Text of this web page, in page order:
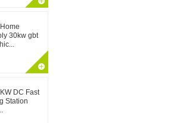
30kw gbt
DC Fast
Station